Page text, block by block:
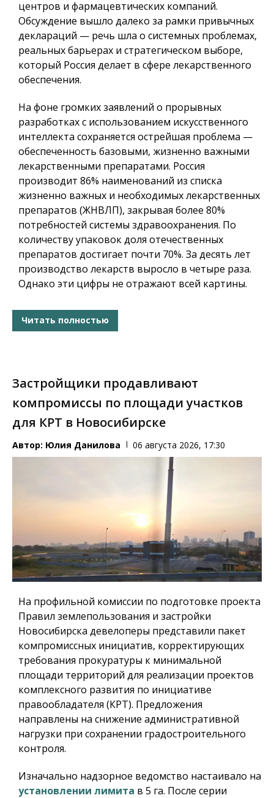
центров и фармацевтических компаний.
Обсуждение вышло далеко за рамки привычных
деклараций — речь шла о системных проблемах,
реальных барьерах и стратегическом выборе,
который Россия делает в сфере лекарственного
обеспечения.
На фоне громких заявлений о прорывных
разработках с использованием искусственного
интеллекта сохраняется острейшая проблема —
обеспеченность базовыми, жизненно важными
лекарственными препаратами. Россия
производит 86% наименований из списка
жизненно важных и необходимых лекарственных
препаратов (ЖНВЛП), закрывая более 80%
потребностей системы здравоохранения. По
количеству упаковок доля отечественных
препаратов достигает почти 70%. За десять лет
производство лекарств выросло в четыре раза.
Однако эти цифры не отражают всей картины.
Читать полностью
Застройщики продавливают
компромиссы по площади участков
для КРТ в Новосибирске
Автор: Юлия Данилова 06 августа 2026, 17:30
На профильной комиссии по подготовке проекта
Правил землепользования и застройки
Новосибирска девелоперы представили пакет
компромиссных инициатив, корректирующих
требования прокуратуры к минимальной
площади территорий для реализации проектов
комплексного развития по инициативе
правообладателя (КРТ). Предложения
направлены на снижение административной
нагрузки при сохранении градостроительного
контроля.
Изначально надзорное ведомство настаивало на
установлении лимита в 5 га. После серии